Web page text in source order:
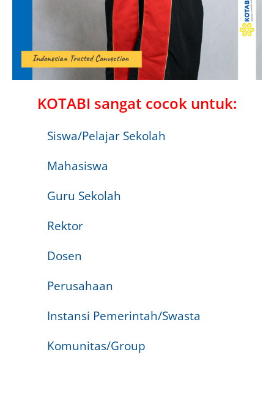
KOTABI sangat cocok untuk:
Siswa/Pelajar Sekolah
Mahasiswa
Guru Sekolah
Rektor
Dosen
Perusahaan
Instansi Pemerintah/Swasta
Komunitas/Group